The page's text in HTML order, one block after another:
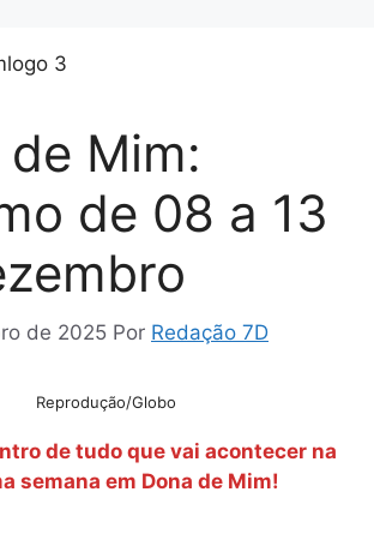
Mim:
de 08 a 13
de 2025 Por Redação 7D
Reprodução/Globo
de tudo que vai acontecer na
semana em Dona de Mim!